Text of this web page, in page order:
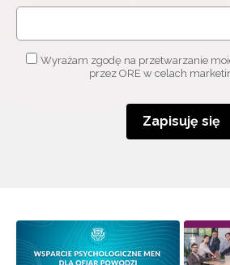
Wyrażam zgodę na przetwarzanie
przez ORE w celach
Zapisuję się
osobowych przez ORE w celach
Zapisuję się